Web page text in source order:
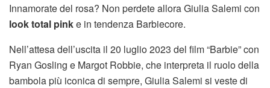
Innamorate del rosa? Non perdete allora Giulia Salemi con
look total pinke in tendenza Barbiecore.
Nell’attesa dell’uscita il 20 luglio 2023 del film “Barbie” con
Ryan Gosling e Margot Robbie, che interpreta il ruolo della
bambola più iconica di sempre, Giulia Salemi si veste di